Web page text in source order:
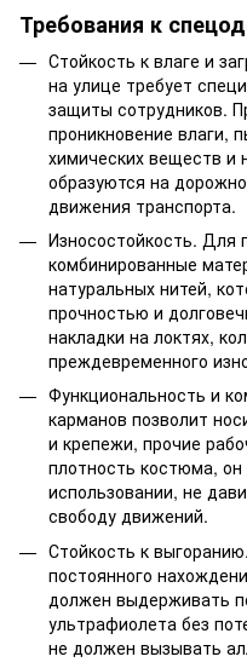
Требования к
Стойкость к влаге и
на улице требует
защиты сотрудников.
проникновение влаги,
химических веществ и
образуются на
движения транспорта.
Износостойкость. Для
комбинированные
натуральных нитей,
прочностью и
накладки на локтях,
преждевременного
Функциональность и
карманов позволит
и крепежи, прочие
плотность костюма,
использовании, не
свободу движений.
Стойкость к
постоянного
должен выдерживать
ультрафиолета без
не должен вызывать